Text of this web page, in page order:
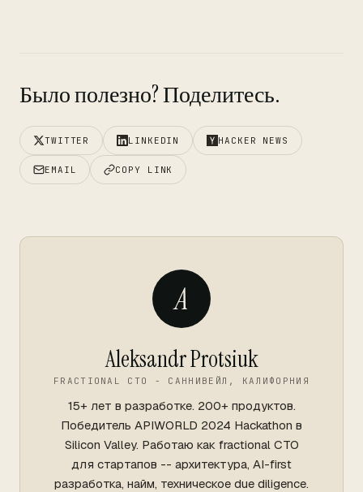
Было полезно? Поделитесь.
TWITTER LINKEDIN HACKER NEWS
EMAIL COPY LINK
A
Aleksandr Protsiuk
FRACTIONAL CTO - САННИВЕЙЛ, КАЛИФОРНИЯ
15+ лет в разработке. 200+ продуктов.
Победитель APIWORLD 2024 Hackathon в
Silicon Valley. Работаю как fractional CTO
для стартапов -- архитектура, AI-first
разработка, найм, техническое due diligence.